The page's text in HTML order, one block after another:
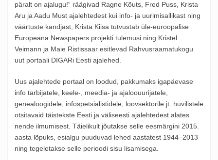
päralt on ajalugu!“ räägivad Ragne Kõuts, Fred Puss, Krista
Aru ja Aadu Must ajalehtedest kui info- ja uurimisallikast ning
väärtuste kandjast, Krista Kiisa tutvustab üle-euroopalise
Europeana Newspapers projekti tulemusi ning Kristel
Veimann ja Maie Ristissaar esitlevad Rahvusraamatukogu
uut portaali DIGARi Eesti ajalehed.
Uus ajalehtede portaal on loodud, pakkumaks igapäevase
info tarbijatele, keele-, meedia- ja ajaloouurijatele,
genealoogidele, infospetsialistidele, loovsektorile jt. huvilistele
otsitavaid täistekste Eesti ja väliseesti ajalehtedest alates
nende ilmumisest. Täielikult jõutakse selle eesmärgini 2015.
aasta lõpuks, esialgu puuduvad lehed aastatest 1944–2013
ning tegeletakse selle perioodi sisu lisamisega.